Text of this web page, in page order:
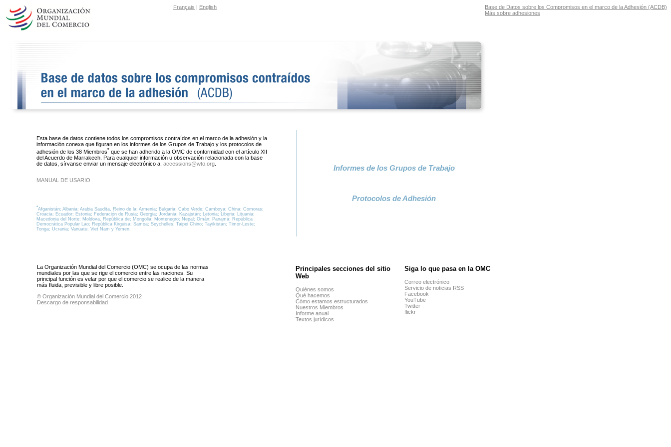
Français | English
Base de Datos sobre los Compromisos en el marco de la Adhesión (ACDB)
Más sobre adhesiones
Esta base de datos contiene todos los compromisos contraídos en el marco de la adhesión y la
información conexa que figuran en los informes de los Grupos de Trabajo y los protocolos de
adhesión de los 38 Miembros* que se han adherido a la OMC de conformidad con el artículo XII
del Acuerdo de Marrakech. Para cualquier información u observación relacionada con la base
de datos, sírvanse enviar un mensaje electrónico a: accessions@wto.org
MANUAL DE USARIO
*Afganistán; Albania; Arabia Saudita, Reino de la; Armenia; Bulgaria; Cabo Verde; Camboya; China; Comoras;
Croacia; Ecuador; Estonia; Federación de Rusia; Georgia; Jordania; Kazajstán; Letonia; Liberia; Lituania;
Macedonia del Norte; Moldova, República de; Mongolia; Montenegro; Nepal; Omán; Panamá; República
Democrática Popular Lao; República Kirguisa; Samoa; Seychelles; Taipei Chino; Tayikistán; Timor-Leste;
Tonga; Ucrania; Vanuatu; Viet Nam y Yemen.
Informes de los Grupos de Trabajo
Protocolos de Adhesión
La Organización Mundial del Comercio (OMC) se ocupa de las normas
mundiales por las que se rige el comercio entre las naciones. Su
principal función es velar por que el comercio se realice de la manera
más fluida, previsible y libre posible.
© Organización Mundial del Comercio 2012
Descargo de responsabilidad
Principales secciones del sitio
Web
Quiénes somos
Qué hacemos
Cómo estamos estructurados
Nuestros Miembros
Informe anual
Textos jurídicos
Siga lo que pasa en la OMC
Correo electrónico
Servicio de noticias RSS
Facebook
YouTube
Twitter
flickr